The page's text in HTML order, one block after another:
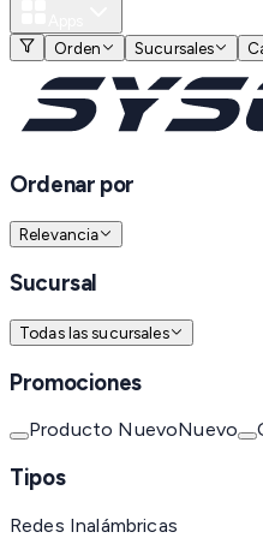
Orden
Sucursales
Ordenar por
Relevancia
Sucursal
Todas las sucursales
Promociones
Producto NuevoNuevo
Tipos
Redes Inalámbricas